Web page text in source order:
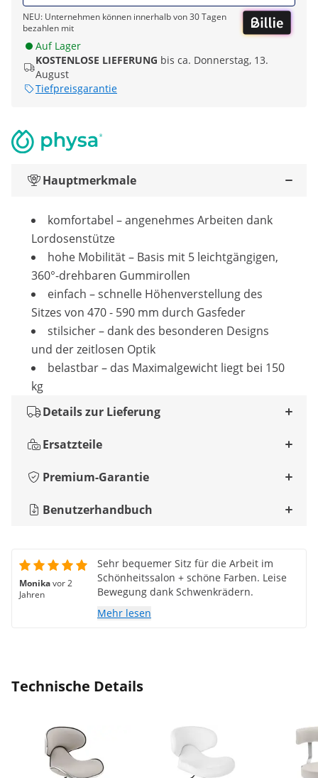
NEU: Unternehmen können innerhalb von 30 Tagen
bezahlen mit
Auf Lager
KOSTENLOSE LIEFERUNG bis ca. Donnerstag, 13.
August
Tiefpreisgarantie
Hauptmerkmale
komfortabel – angenehmes Arbeiten dank
Lordosenstütze
hohe Mobilität – Basis mit 5 leichtgängigen,
360°-drehbaren Gummirollen
einfach – schnelle Höhenverstellung des
Sitzes von 470 - 590 mm durch Gasfeder
stilsicher – dank des besonderen Designs
und der zeitlosen Optik
belastbar – das Maximalgewicht liegt bei 150
kg
Details zur Lieferung
Ersatzteile
Premium-Garantie
Benutzerhandbuch
Monikavor 2
Jahren
Sehr bequemer Sitz für die Arbeit im
Schönheitssalon + schöne Farben. Leise
Bewegung dank Schwenkrädern.
Mehr lesen
Technische Details